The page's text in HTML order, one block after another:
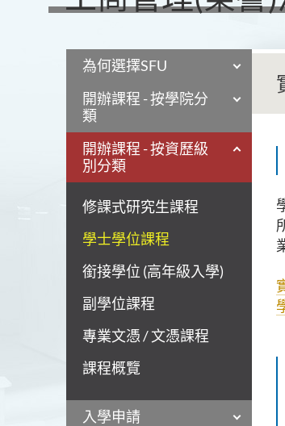
為何選擇SFU
開辦課程 - 按學院分
類
開辦課程 - 按資歷級
別分類
修課式研究生課程
學士學位課程
銜接學位 (高年級入學)
副學位課程
專業文憑 / 文憑課程
課程概覽
入學申請